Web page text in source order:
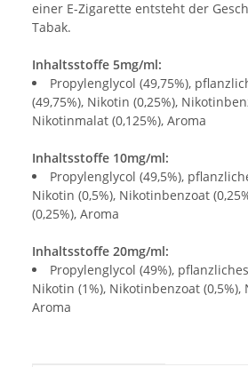
einer E-Zigarette entsteht der
Tabak.
Inhaltsstoffe 5mg/ml:
Propylenglycol (49,75%),
(49,75%), Nikotin (0,25%),
Nikotinmalat (0,125%), Aroma
Inhaltsstoffe 10mg/ml:
Propylenglycol (49,5%),
Nikotin (0,5%), Nikotinbenzoat
(0,25%), Aroma
Inhaltsstoffe 20mg/ml:
Propylenglycol (49%),
Nikotin (1%), Nikotinbenzoat (0,5%),
Aroma